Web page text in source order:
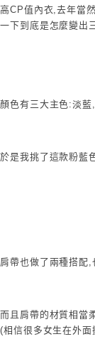
高CP值內衣,去年當
一下到底是怎麼變出
顏色有三大主色:淡
於是我挑了這款粉藍
肩帶也做了兩種搭配
而且肩帶的材質相當
(相信很多女生在外